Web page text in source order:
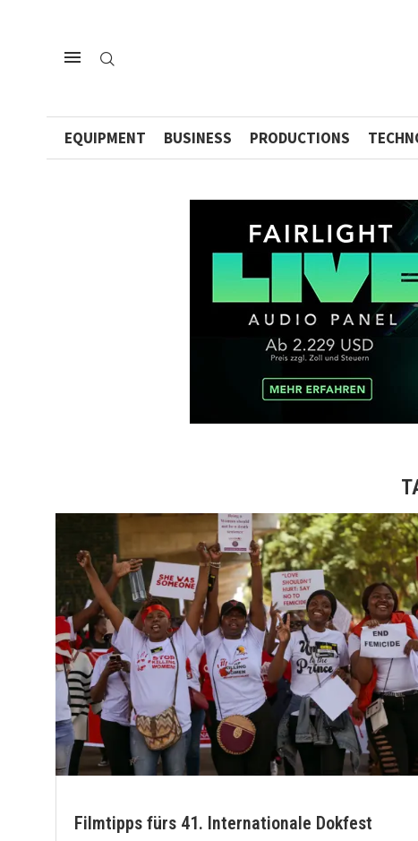
EQUIPMENT BUSINESS PRODUCTIONS
Filmtipps fürs 41. Internationale Dokfest